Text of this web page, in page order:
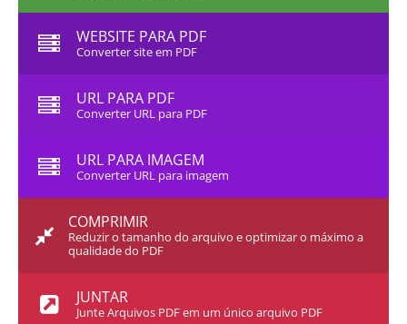
WEBSITE PARA PDF
Converter site em PDF
URL PARA PDF
Converter URL para PDF
URL PARA IMAGEM
Converter URL para imagem
COMPRIMIR
Reduzir o tamanho do arquivo e optimizar o máximo a
qualidade do PDF
JUNTAR
Junte Arquivos PDF em um único arquivo PDF